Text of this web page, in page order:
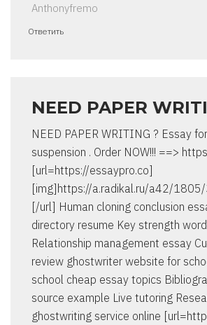
Anthonyfremo
Ответить
NEED PAPER
NEED PAPER WRITING ? Essay
suspension . Order NOW!!! ==>
[url=https://essaypro.co]
[img]https://a.radikal.ru/a42/
[/url] Human cloning conclusion
directory resume Key strength
Relationship management essay
review ghostwriter website for
school cheap essay topics
source example Live tutoring
ghostwriting service online